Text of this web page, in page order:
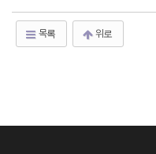
목록 위로